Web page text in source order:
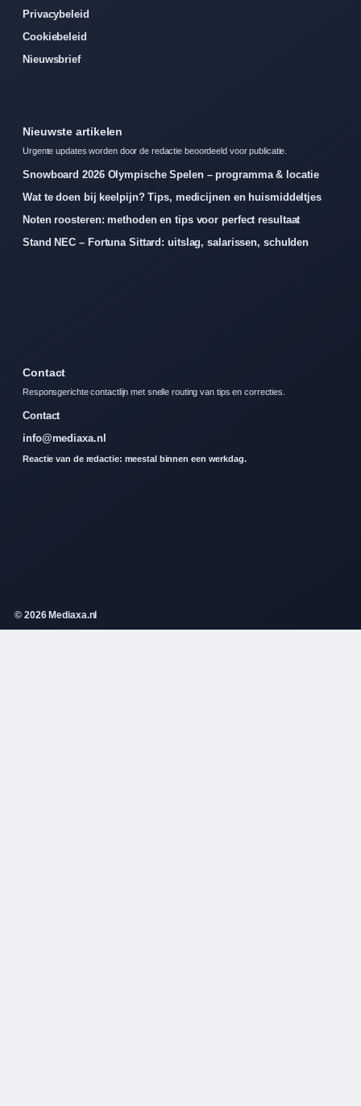
Privacybeleid
Cookiebeleid
Nieuwsbrief
Nieuwste artikelen
Urgente updates worden door de redactie beoordeeld voor publicatie.
Snowboard 2026 Olympische Spelen – programma & locatie
Wat te doen bij keelpijn? Tips, medicijnen en huismiddeltjes
Noten roosteren: methoden en tips voor perfect resultaat
Stand NEC – Fortuna Sittard: uitslag, salarissen, schulden
Contact
Responsgerichte contactlijn met snelle routing van tips en correcties.
Contact
info@mediaxa.nl
Reactie van de redactie: meestal binnen een werkdag.
© 2026 Mediaxa.nl